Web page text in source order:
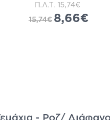
Π.Λ.Τ. 15,74€
15,74€ 8,66€